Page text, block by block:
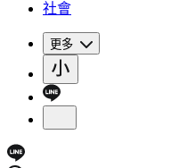
社會
更多